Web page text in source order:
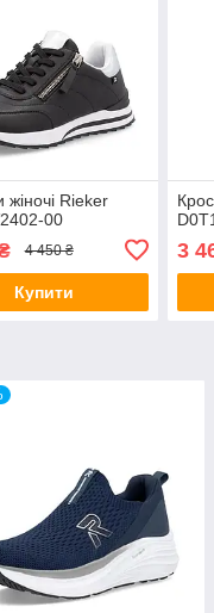
жіночі Rieker
00
4 450 ₴
Купити
3